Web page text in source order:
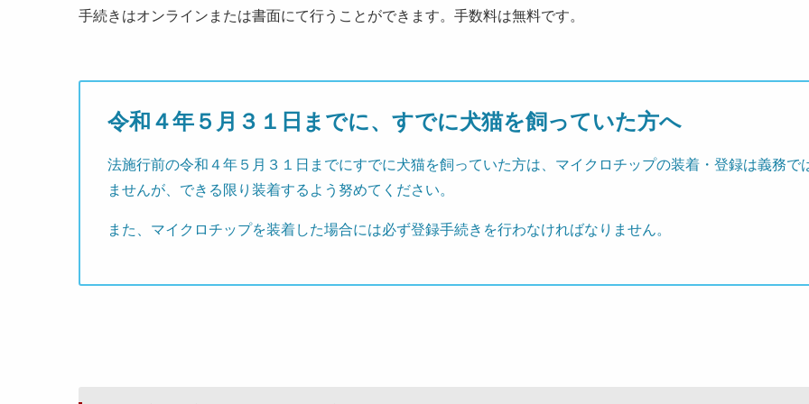
手続きはオンラインまたは書面にて行うことができます。手数料は無料です。
令和４年５月３１日までに、すでに犬猫を飼っていた方へ
法施行前の令和４年５月３１日までにすでに犬猫を飼っていた方は、マイクロチップの装着・登録は義務で
ませんが、できる限り装着するよう努めてください。
また、マイクロチップを装着した場合には必ず登録手続きを行わなければなりません。